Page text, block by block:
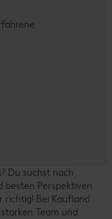
Du suchst nach
besten Perspektiven
richtig! Bei Kaufland
Team und